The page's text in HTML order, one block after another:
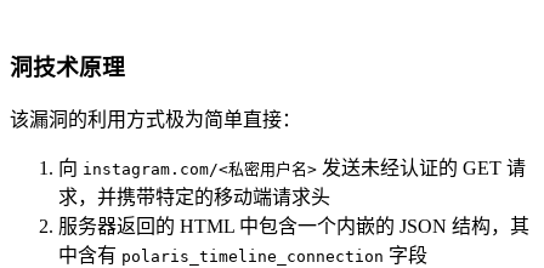
洞技术原理
该漏洞的利用方式极为简单直接：
向 instagram.com/<私密用户名> 发送未经认证的 GET 请
求，并携带特定的移动端请求头
服务器返回的 HTML 中包含一个内嵌的 JSON 结构，其
中含有 polaris_timeline_connection 字段